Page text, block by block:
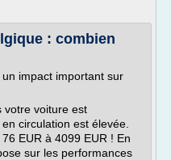
: combien
impact important sur
votre voiture est
circulation est élevée.
EUR à 4099 EUR ! En
sur les performances